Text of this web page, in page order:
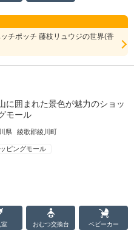
チポッチ 藤枝リュウジの世界(香
に囲まれた景色が魅力のショッ
モール
県 綾歌郡綾川町
ピングモール
室 おむつ交換台 ベビーカー